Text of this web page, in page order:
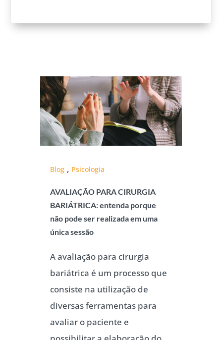
Blog , Psicologia
AVALIAÇÃO PARA CIRURGIA
BARIÁTRICA: entenda porque
não pode ser realizada em uma
única sessão
A avaliação para cirurgia
bariátrica é um processo que
consiste na utilização de
diversas ferramentas para
avaliar o paciente e